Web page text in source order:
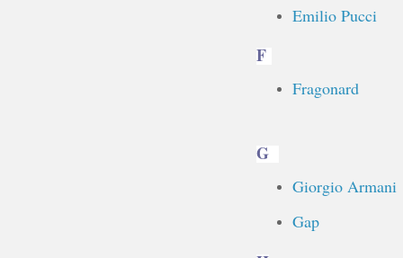
Emilio Pucci
F
Fragonard
G
Giorgio Armani
Gap